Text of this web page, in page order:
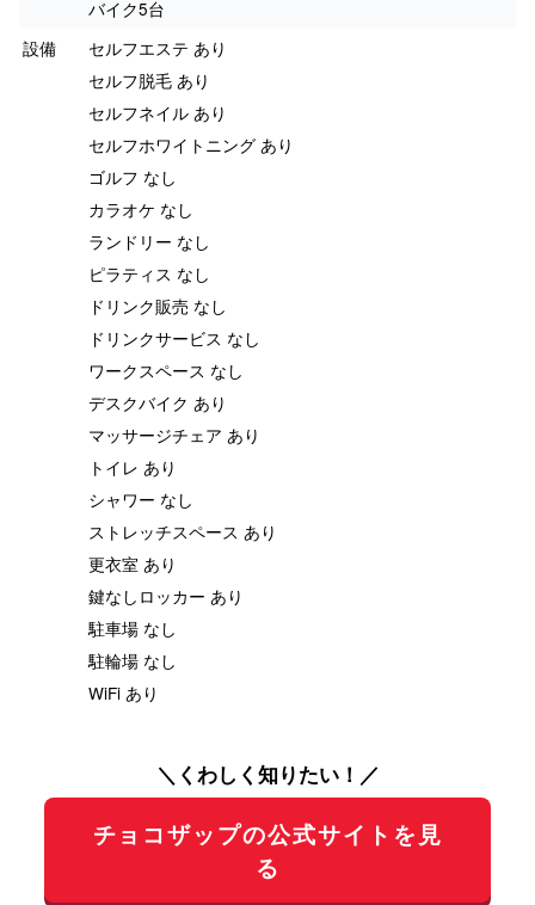
バイク5台
設備
セルフエステ あり
セルフ脱毛 あり
セルフネイル あり
セルフホワイトニング あり
ゴルフ なし
カラオケ なし
ランドリー なし
ピラティス なし
ドリンク販売 なし
ドリンクサービス なし
ワークスペース なし
デスクバイク あり
マッサージチェア あり
トイレ あり
シャワー なし
ストレッチスペース あり
更衣室 あり
鍵なしロッカー あり
駐車場 なし
駐輪場 なし
WiFi あり
＼くわしく知りたい！／
チョコザップの公式サイトを見
る